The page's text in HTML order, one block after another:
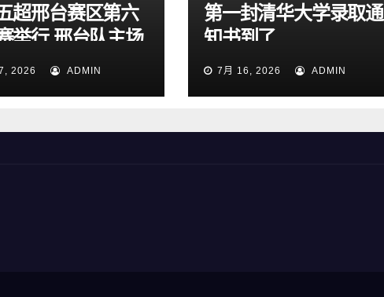
超邢台赛区第六
举行 邢台队主场
胜雄安新区队
2026 ADMIN
第一封清华大学录取通
知书到了
7月 16, 2026 ADMIN